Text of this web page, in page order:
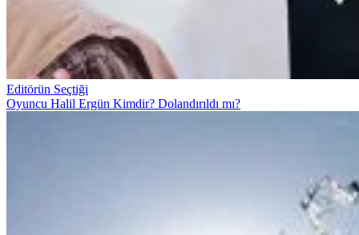
Editörün Seçtiği
Oyuncu Halil Ergün Kimdir? Dolandırıldı mı?